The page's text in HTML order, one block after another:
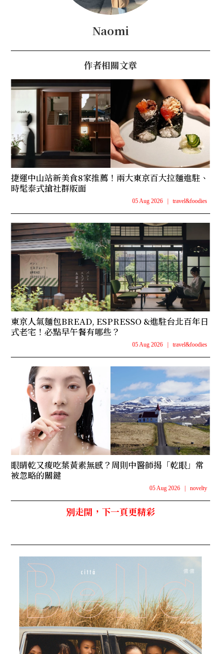
Naomi
作者相關文章
捷運中山站新美食8家推薦！兩大東京百大拉麵進駐、
時髦泰式搶社群版面
05 Aug 2026 | travel&foodies
東京人氣麵包BREAD, ESPRESSO &進駐台北百年日
式老宅！必點早午餐有哪些？
05 Aug 2026 | travel&foodies
眼睛乾又痠吃葉黃素無感？周則中醫師揭「乾眼」常
被忽略的關鍵
05 Aug 2026 | novelty
別走開，下一頁更精彩